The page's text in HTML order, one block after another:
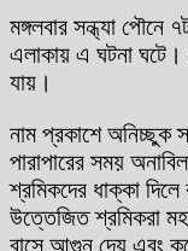
মঙ্গলবার সন্ধ্যা পৌনে
এলাকায় এ ঘটনা
যায়।
নাম প্রকাশে অনিচ্ছুক
পারাপারের সময়
শ্রমিকদের ধাক্কা
উত্তেজিত শ্রমিকরা
বাসে আগুন দেয় এবং